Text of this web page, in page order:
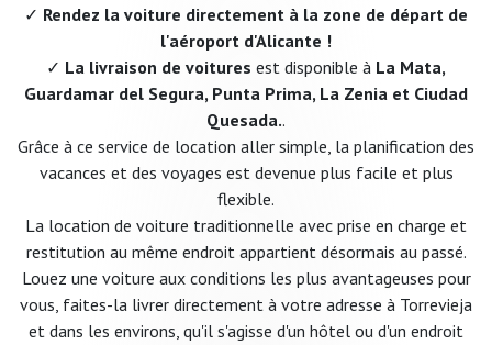
✓ Rendez la voiture directement à la zone de départ de
l'aéroport d'Alicante !
✓ La livraison de voitures est disponible à La Mata,
Guardamar del Segura, Punta Prima, La Zenia et Ciudad
Quesada..
Grâce à ce service de location aller simple, la planification des
vacances et des voyages est devenue plus facile et plus
flexible.
La location de voiture traditionnelle avec prise en charge et
restitution au même endroit appartient désormais au passé.
Louez une voiture aux conditions les plus avantageuses pour
vous, faites-la livrer directement à votre adresse à Torrevieja
et dans les environs, qu'il s'agisse d'un hôtel ou d'un endroit